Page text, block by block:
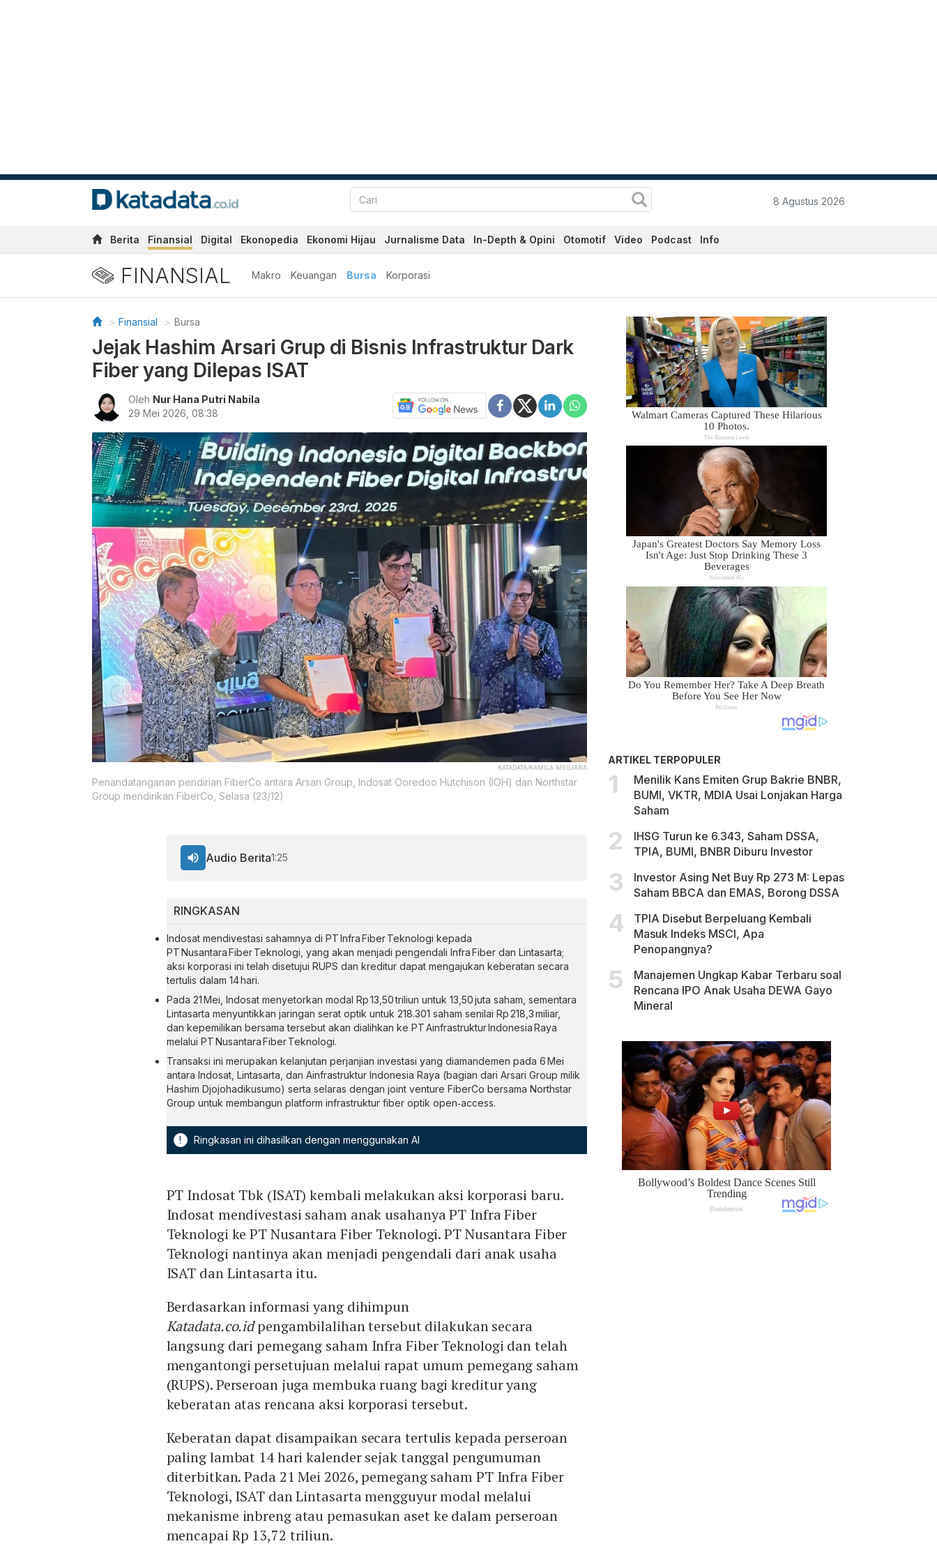
8 Agustus 2026
Berita Finansial Digital Ekonopedia Ekonomi Hijau Jurnalisme Data In-Depth & Opini Otomotif Video Podcast Info
FINANSIAL Makro Keuangan Bursa Korporasi
Finansial Bursa
Jejak Hashim Arsari Grup di Bisnis Infrastruktur Dark
Fiber yang Dilepas ISAT
Oleh Nur Hana Putri Nabila
29 Mei 2026, 08:38
KATADATA/KAMILA MEILIANA
Penandatanganan pendirian FiberCo antara Arsari Group, Indosat Ooredoo Hutchison (IOH) dan Northstar
Group mendirikan FiberCo, Selasa (23/12)
RINGKASAN
Indosat mendivestasi sahamnya di PT Infra Fiber Teknologi kepada
PT Nusantara Fiber Teknologi, yang akan menjadi pengendali Infra Fiber dan Lintasarta;
aksi korporasi ini telah disetujui RUPS dan kreditur dapat mengajukan keberatan secara
tertulis dalam 14 hari.
Pada 21 Mei, Indosat menyetorkan modal Rp 13,50 triliun untuk 13,50 juta saham, sementara
Lintasarta menyuntikkan jaringan serat optik untuk 218.301 saham senilai Rp 218,3 miliar,
dan kepemilikan bersama tersebut akan dialihkan ke PT Ainfrastruktur Indonesia Raya
melalui PT Nusantara Fiber Teknologi.
Transaksi ini merupakan kelanjutan perjanjian investasi yang diamandemen pada 6 Mei
antara Indosat, Lintasarta, dan Ainfrastruktur Indonesia Raya (bagian dari Arsari Group milik
Hashim Djojohadikusumo) serta selaras dengan joint venture FiberCo bersama Northstar
Group untuk membangun platform infrastruktur fiber optik open‑access.
! Ringkasan ini dihasilkan dengan menggunakan AI
Audio Berita1:25
PT Indosat Tbk (ISAT) kembali melakukan aksi korporasi baru.
Indosat mendivestasi saham anak usahanya PT Infra Fiber
Teknologi ke PT Nusantara Fiber Teknologi. PT Nusantara Fiber
Teknologi nantinya akan menjadi pengendali dari anak usaha
ISAT dan Lintasarta itu.
Berdasarkan informasi yang dihimpun
Katadata.co.idpengambilalihan tersebut dilakukan secara
langsung dari pemegang saham Infra Fiber Teknologi dan telah
mengantongi persetujuan melalui rapat umum pemegang saham
(RUPS). Perseroan juga membuka ruang bagi kreditur yang
keberatan atas rencana aksi korporasi tersebut.
Keberatan dapat disampaikan secara tertulis kepada perseroan
paling lambat 14 hari kalender sejak tanggal pengumuman
diterbitkan. Pada 21 Mei 2026, pemegang saham PT Infra Fiber
Teknologi, ISAT dan Lintasarta mengguyur modal melalui
mekanisme inbreng atau pemasukan aset ke dalam perseroan
mencapai Rp 13,72 triliun.
ARTIKEL TERPOPULER
Menilik Kans Emiten Grup Bakrie BNBR,
BUMI, VKTR, MDIA Usai Lonjakan Harga
Saham
IHSG Turun ke 6.343, Saham DSSA,
TPIA, BUMI, BNBR Diburu Investor
Investor Asing Net Buy Rp 273 M: Lepas
Saham BBCA dan EMAS, Borong DSSA
TPIA Disebut Berpeluang Kembali
Masuk Indeks MSCI, Apa
Penopangnya?
Manajemen Ungkap Kabar Terbaru soal
Rencana IPO Anak Usaha DEWA Gayo
Mineral